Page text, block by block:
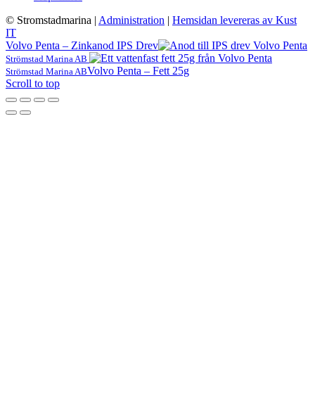
© Stromstadmarina | Administration | Hemsidan levereras av Kust
IT
Volvo Penta – Zinkanod IPS Drev
Strömstad Marina AB
Strömstad Marina ABVolvo Penta – Fett 25g
Scroll to top